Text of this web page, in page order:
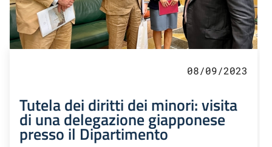
08/09/2023
Tutela dei diritti dei minori: visita
di una delegazione giapponese
presso il Dipartimento